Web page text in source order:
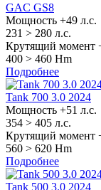
GAC GS8
Мощность +49 л.с.
231 > 280 л.с.
Крутящий момент
400 > 460 Hm
Подробнее
Tank 700 3.0 2024
Мощность +51 л.с.
354 > 405 л.с.
Крутящий момент
560 > 620 Hm
Подробнее
Tank 500 3.0 2024